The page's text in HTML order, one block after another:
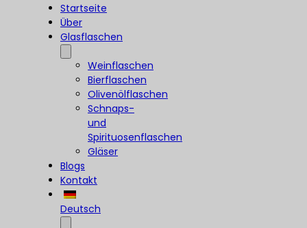
Startseite
Über
Glasflaschen
Weinflaschen
Bierflaschen
Olivenölflaschen
Schnaps-
und
Spirituosenflaschen
Gläser
Blogs
Kontakt
Deutsch